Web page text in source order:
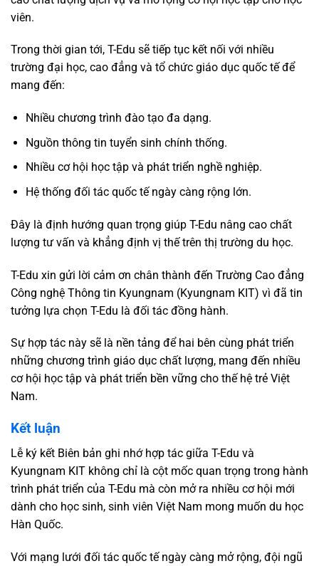
viên.
Trong thời gian tới, T-Edu sẽ tiếp tục kết nối với nhiều
trường đại học, cao đẳng và tổ chức giáo dục quốc tế để
mang đến:
Nhiều chương trình đào tạo đa dạng.
Nguồn thông tin tuyển sinh chính thống.
Nhiều cơ hội học tập và phát triển nghề nghiệp.
Hệ thống đối tác quốc tế ngày càng rộng lớn.
Đây là định hướng quan trọng giúp T-Edu nâng cao chất
lượng tư vấn và khẳng định vị thế trên thị trường du học.
T-Edu xin gửi lời cảm ơn chân thành đến Trường Cao đẳng
Công nghệ Thông tin Kyungnam (Kyungnam KIT) vì đã tin
tưởng lựa chọn T-Edu là đối tác đồng hành.
Sự hợp tác này sẽ là nền tảng để hai bên cùng phát triển
những chương trình giáo dục chất lượng, mang đến nhiều
cơ hội học tập và phát triển bền vững cho thế hệ trẻ Việt
Nam.
Kết luận
Lễ ký kết Biên bản ghi nhớ hợp tác giữa T-Edu và
Kyungnam KIT không chỉ là cột mốc quan trọng trong hành
trình phát triển của T-Edu mà còn mở ra nhiều cơ hội mới
dành cho học sinh, sinh viên Việt Nam mong muốn du học
Hàn Quốc.
Với mạng lưới đối tác quốc tế ngày càng mở rộng, đội ngũ